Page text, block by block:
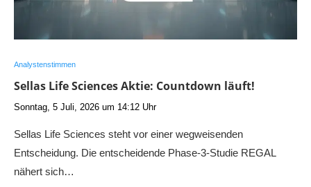
Analystenstimmen
Sellas Life Sciences Aktie: Countdown läuft!
Sonntag, 5 Juli, 2026 um 14:12 Uhr
Sellas Life Sciences steht vor einer wegweisenden
Entscheidung. Die entscheidende Phase-3-Studie REGAL
nähert sich…